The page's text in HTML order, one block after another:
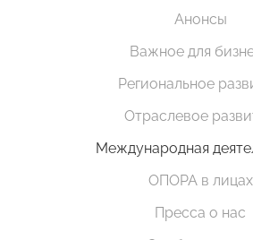
Анонсы
Важное для
Региональное
Отраслевое
Международная
ОПОРА в лицах
Пресса о нас